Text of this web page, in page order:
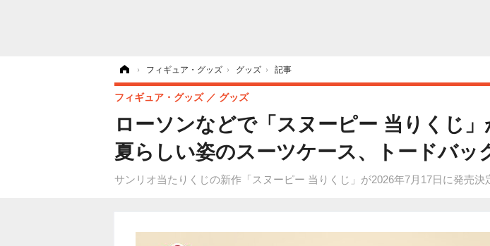
› フィギュア・グッズ › グッズ › 記事
ローソンなどで「スヌーピー 当りくじ
夏らしい姿のスーツケース、トードバッ
サンリオ当たりくじの新作「スヌーピー 当りくじ」が2026年7月17日に発売決
フィギュア・グッズ グッズ